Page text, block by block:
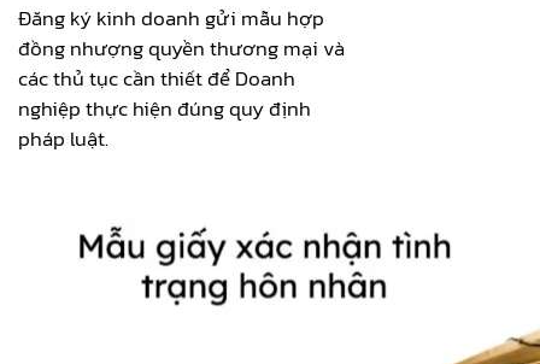
Đăng ký kinh doanh gửi mẫu hợp
đồng nhượng quyền thương mại và
các thủ tục cần thiết để Doanh
nghiệp thực hiện đúng quy định
pháp luật.